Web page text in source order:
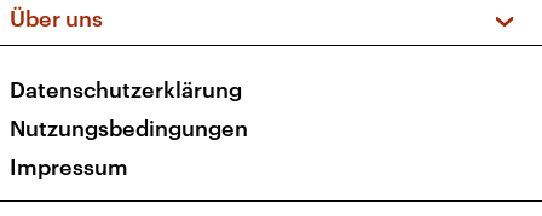
Newsletter
Veranstaltungen
Social Media
Über uns
Presse
Karriere
Transparenz
Datenschutzerklärung
Nutzungsbedingungen
Impressum